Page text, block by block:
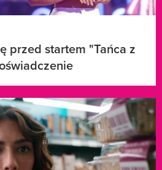
przed startem "Tańca z